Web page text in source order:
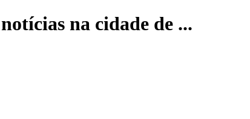
na cidade de ...